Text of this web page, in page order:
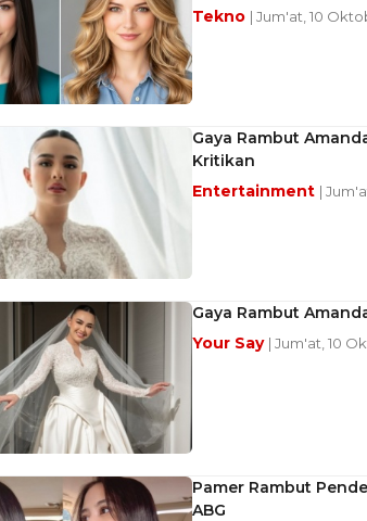
Tekno | Jum'at, 10
Gaya Rambut
Kritikan
Entertainment |
Gaya Rambut
Your Say | Jum'at, 10
Pamer Rambut
ABG